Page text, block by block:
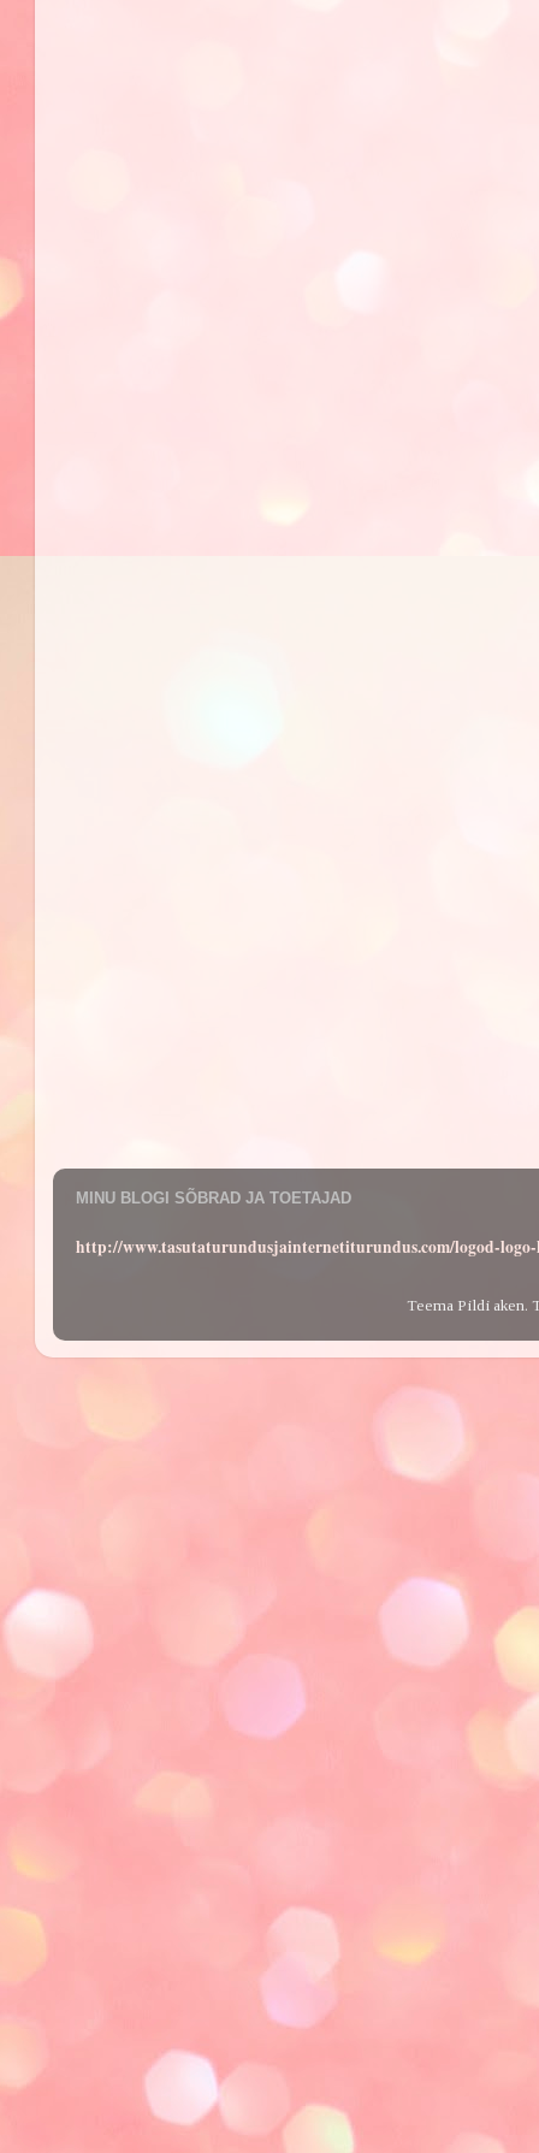
MINU BLOGI SÕBRAD JA TOETAJAD
http://www.tasutaturundusjainternetiturundus.com/logod-
Teema Pildi aken.